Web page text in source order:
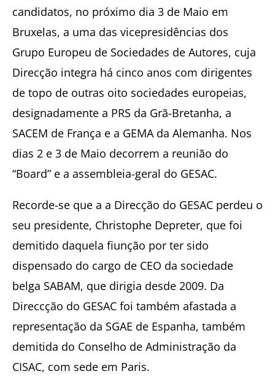
candidatos, no próximo dia 3 de Maio em
Bruxelas, a uma das vicepresidências dos
Grupo Europeu de Sociedades de Autores, cuja
Direcção integra há cinco anos com dirigentes
de topo de outras oito sociedades europeias,
designadamente a PRS da Grã-Bretanha, a
SACEM de França e a GEMA da Alemanha. Nos
dias 2 e 3 de Maio decorrem a reunião do
“Board” e a assembleia-geral do GESAC.
Recorde-se que a a Direcção do GESAC perdeu o
seu presidente, Christophe Depreter, que foi
demitido daquela fiunção por ter sido
dispensado do cargo de CEO da sociedade
belga SABAM, que dirigia desde 2009. Da
Direccção do GESAC foi também afastada a
representação da SGAE de Espanha, também
demitida do Conselho de Administração da
CISAC, com sede em Paris.